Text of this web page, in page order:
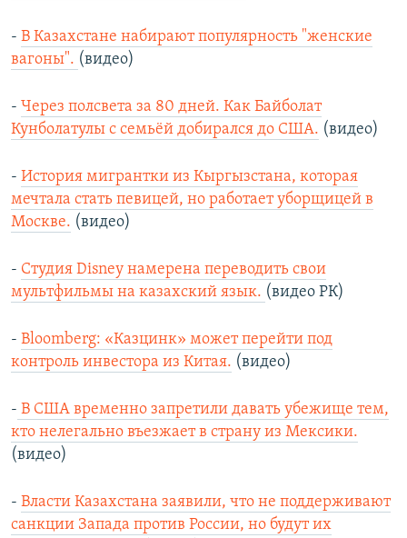
- В Казахстане набирают популярность "женские
вагоны". (видео)
- Через полсвета за 80 дней. Как Байболат
Кунболатулы с семьёй добирался до США. (видео)
- История мигрантки из Кыргызстана, которая
мечтала стать певицей, но работает уборщицей в
Москве. (видео)
- Студия Disney намерена переводить свои
мультфильмы на казахский язык. (видео РК)
- Bloomberg: «Казцинк» может перейти под
контроль инвестора из Китая. (видео)
- В США временно запретили давать убежище тем,
кто нелегально въезжает в страну из Мексики.
(видео)
- Власти Казахстана заявили, что не поддерживают
санкции Запада против России, но будут их